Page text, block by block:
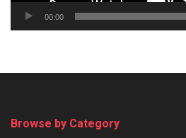
00:00
Browse by Category